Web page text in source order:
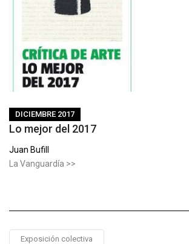
DICIEMBRE 2017
Lo mejor del 2017
Juan Bufill
La Vanguardía >>
Exposición colectiva